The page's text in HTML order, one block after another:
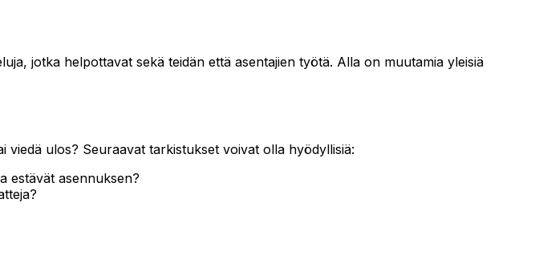
jotka helpottavat sekä teidän että asentajien työtä. Alla on muutamia yleisiä
viedä ulos? Seuraavat tarkistukset voivat olla hyödyllisiä:
estävät asennuksen?